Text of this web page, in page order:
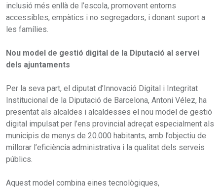
inclusió més enllà de l’escola, promovent entorns
accessibles, empàtics i no segregadors, i donant suport a
les famílies.
Nou model de gestió digital de la Diputació al servei
dels ajuntaments
Per la seva part, el diputat d’Innovació Digital i Integritat
Institucional de la Diputació de Barcelona, Antoni Vélez, ha
presentat als alcaldes i alcaldesses el nou model de gestió
digital impulsat per l’ens provincial adreçat especialment als
municipis de menys de 20.000 habitants, amb l’objectiu de
millorar l’eficiència administrativa i la qualitat dels serveis
públics.
Aquest model combina eines tecnològiques,